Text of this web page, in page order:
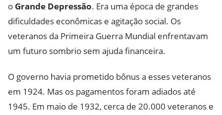
o Grande Depressão. Era uma época de grandes
dificuldades econômicas e agitação social. Os
veteranos da Primeira Guerra Mundial enfrentavam
um futuro sombrio sem ajuda financeira.
O governo havia prometido bônus a esses veteranos
em 1924. Mas os pagamentos foram adiados até
1945. Em maio de 1932, cerca de 20.000 veteranos e